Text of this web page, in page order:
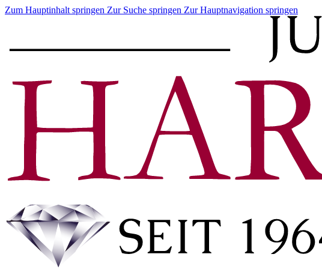
Zum Hauptinhalt springen Zur Suche springen Zur Hauptnavigation springen